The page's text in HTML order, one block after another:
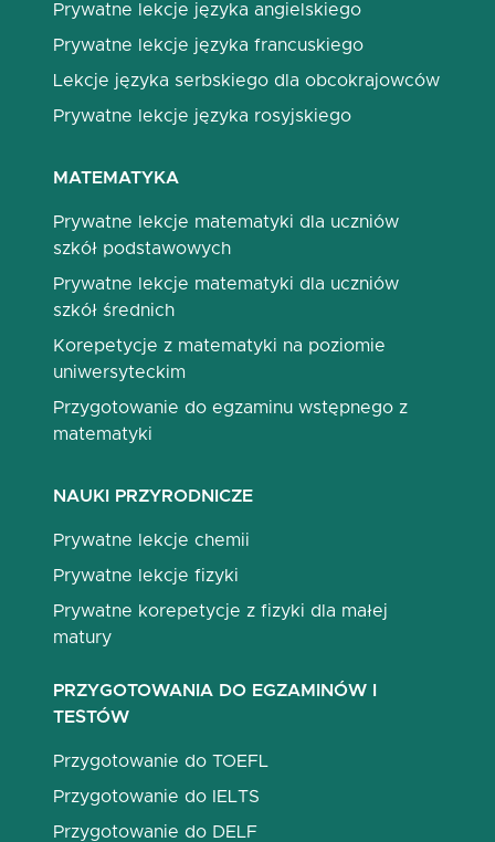
Prywatne lekcje języka angielskiego
Prywatne lekcje języka francuskiego
Lekcje języka serbskiego dla obcokrajowców
Prywatne lekcje języka rosyjskiego
MATEMATYKA
Prywatne lekcje matematyki dla uczniów
szkół podstawowych
Prywatne lekcje matematyki dla uczniów
szkół średnich
Korepetycje z matematyki na poziomie
uniwersyteckim
Przygotowanie do egzaminu wstępnego z
matematyki
NAUKI PRZYRODNICZE
Prywatne lekcje chemii
Prywatne lekcje fizyki
Prywatne korepetycje z fizyki dla małej
matury
PRZYGOTOWANIA DO EGZAMINÓW I
TESTÓW
Przygotowanie do TOEFL
Przygotowanie do IELTS
Przygotowanie do DELF